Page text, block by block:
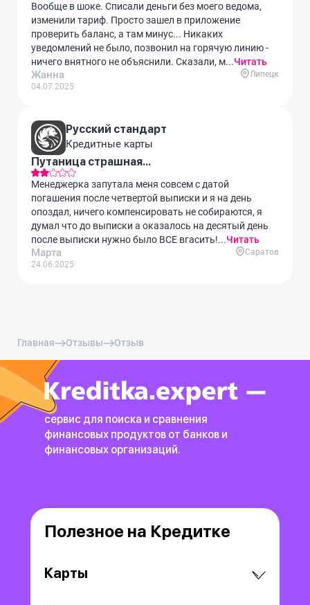
Вообще в шоке. Списали деньги без моего ведома,
изменили тариф. Просто зашел в приложение
проверить баланс, а там минус... Никаких
уведомлений не было, позвонил на горячую линию -
ничего внятного не объяснили. Сказали, м...Читать
Жанна
04.07.2025
Липецк
Русский стандарт
Кредитные карты
Путаница страшная...
Менеджерка запутала меня совсем с датой
погашения после четвертой выписки и я на день
опоздал, ничего компенсировать не собираются, я
думал что до выписки а оказалось на десятый день
после выписки нужно было ВСЕ вгасить!...Читать
Марта
24.06.2025
Саратов
Главная Отзывы Отзыв
сервис для поиска и сравнения
финансовых продуктов от банков и
финансовых организаций.
Полезное на Кредитке
Карты